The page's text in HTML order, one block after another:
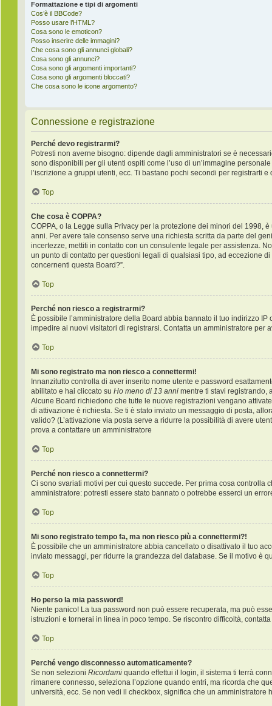
Formattazione e tipi di argomenti
Cos’è il BBCode?
Posso usare l’HTML?
Cosa sono le emoticon?
Posso inserire delle immagini?
Che cosa sono gli annunci globali?
Cosa sono gli annunci?
Cosa sono gli argomenti importanti?
Cosa sono gli argomenti bloccati?
Che cosa sono le icone argomento?
Connessione e registrazione
Perché devo registrarmi?
Potresti non averne bisogno: dipende dagli amministratori se è
sono disponibili per gli utenti ospiti come l’uso di un’immagine
l’iscrizione a gruppi utenti, ecc. Ti bastano pochi secondi per registrarti
Top
Che cosa è COPPA?
COPPA, o la Legge sulla Privacy per la protezione dei minori del 1998,
anni. Per avere tale consenso serve una richiesta scritta da parte del
incertezze, mettiti in contatto con un consulente legale per assistenza.
un punto di contatto per questioni legali di qualsiasi tipo, ad eccezione
concernenti questa Board?”.
Top
Perché non riesco a registrarmi?
È possibile l’amministratore della Board abbia bannato il tuo indirizzo
impedire ai nuovi visitatori di registrarsi. Contatta un amministratore per
Top
Mi sono registrato ma non riesco a connettermi!
Innanzitutto controlla di aver inserito nome utente e password
abilitato e hai cliccato su Ho meno di 13 anni mentre ti stavi registrando,
Alcune Board richiedono che tutte le nuove registrazioni vengano
di attivazione è richiesta. Se ti è stato inviato un messaggio di posta,
valido? (L’attivazione via posta serve a ridurre la possibilità di avere
prova a contattare un amministratore
Top
Perché non riesco a connettermi?
Ci sono svariati motivi per cui questo succede. Per prima cosa
amministratore: potresti essere stato bannato o potrebbe esserci un
Top
Mi sono registrato tempo fa, ma non riesco più a connettermi?!
È possibile che un amministratore abbia cancellato o disattivato il tuo
inviato messaggi, per ridurre la grandezza del database. Se il motivo è
Top
Ho perso la mia password!
Niente panico! La tua password non può essere recuperata, ma può
istruzioni e tornerai in linea in poco tempo. Se riscontro difficoltà, contatta
Top
Perché vengo disconnesso automaticamente?
Se non selezioni Ricordami quando effettui il login, il sistema ti terrà
rimanere connesso, seleziona l’opzione quando entri, ma ricorda che
università, ecc. Se non vedi il checkbox, significa che un amministratore